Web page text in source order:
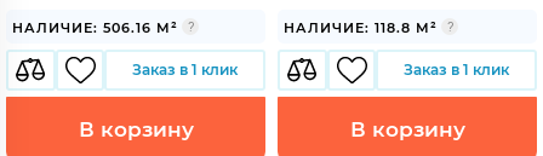
НАЛИЧИЕ: 506.16 М²
Заказ в 1 клик
В корзину
НАЛИЧИЕ: 118.8 М²
Заказ в 1 клик
В корзину